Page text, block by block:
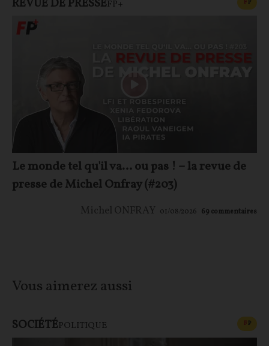
REVUE DE PRESSEFP+ FP
Le monde tel qu'il va… ou pas ! – la revue de
presse de Michel Onfray (#203)
Michel ONFRAY 01/08/2026 69 commentaires
Vous aimerez aussi
SOCIÉTÉPOLITIQUE FP